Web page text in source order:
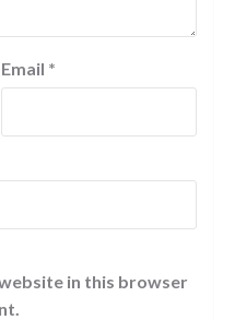
Email *
in this browser